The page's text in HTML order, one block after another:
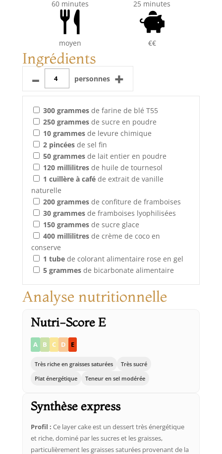
60 minutes 25 minutes
moyen €€
Ingrédients
– personnes +
300 grammesde farine de blé T55
250 grammesde sucre en poudre
10 grammesde levure chimique
2 pincéesde sel fin
50 grammesde lait entier en poudre
120 millilitresde huile de tournesol
1 cuillère à caféde extrait de vanille
naturelle
200 grammesde confiture de framboises
30 grammesde framboises lyophilisées
150 grammesde sucre glace
400 millilitresde crème de coco en
conserve
1 tubede colorant alimentaire rose en gel
5 grammesde bicarbonate alimentaire
Analyse nutritionnelle
Nutri-Score E
A B C D E
Très riche en graisses saturées
Très sucré
Plat énergétique
Teneur en sel modérée
Synthèse express
Profil : Ce layer cake est un dessert très énergétique
et riche, dominé par les sucres et les graisses,
particulièrement les graisses saturées provenant de la